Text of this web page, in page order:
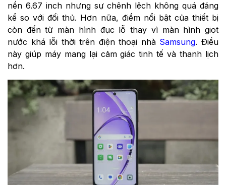
nền 6.67 inch nhưng sự chênh lệch không quá đáng
kể so với đối thủ. Hơn nữa, điểm nổi bật của thiết bị
còn đến từ màn hình đục lỗ thay vì màn hình giọt
nước khá lỗi thời trên điện thoại nhà Samsung. Điều
này giúp máy mang lại cảm giác tinh tế và thanh lịch
hơn.